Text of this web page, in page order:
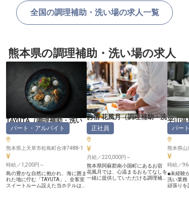
全国の調理補助・洗い場の求人一覧
熊本県の調理補助・洗い場の求人
TAYUTA（調理補助・洗い
場）
パート・アルバイト
熊本県上天草市松島町合津7488-1
時給／1,200円～
島の豊かな自然に抱かれ、海に囲ま
れた地に佇む「TAYUTA」。全客室
スイートルーム設えた当ホテルは、
お宿 花風月（調理補助・洗
い場）
正社員
月給／220,000円～
熊本県阿蘇郡南小国町にあるお宿
花風月では、心温まるおもてなしを
一緒に提供していただける調理補助
平山温
助・洗
パー
熊本県山
時給／
■未経験
洗い業務
頑張りを